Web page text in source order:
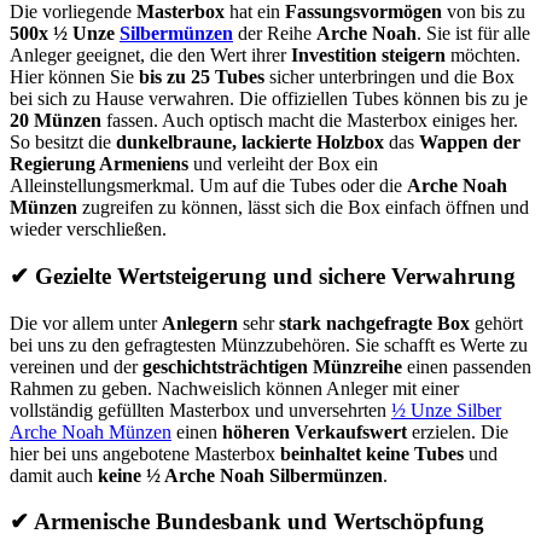
Die vorliegende Masterbox hat ein Fassungsvormögen von bis zu
500x ½ Unze Silbermünzen der Reihe Arche Noah. Sie ist für alle
Anleger geeignet, die den Wert ihrerInvestition steigern möchten.
Hier können Sie bis zu 25 Tubes sicher unterbringen und die Box
bei sich zu Hause verwahren. Die offiziellen Tubes können bis zu je
20 Münzen fassen. Auch optisch macht die Masterbox einiges her.
So besitzt die dunkelbraune, lackierte Holzbox das Wappen der
Regierung Armeniens und verleiht der Box ein
Alleinstellungsmerkmal. Um auf die Tubes oder die Arche Noah
Münzen zugreifen zu können, lässt sich die Box einfach öffnen und
wieder verschließen.
✔ Gezielte Wertsteigerung und sichere Verwahrung
Die vor allem unter Anlegern sehrstark nachgefragte Box gehört
bei uns zu den gefragtesten Münzzubehören. Sie schafft es Werte zu
vereinen und dergeschichtsträchtigen Münzreihe einen passenden
Rahmen zu geben. Nachweislich können Anleger mit einer
vollständig gefüllten Masterbox und unversehrten ½ Unze Silber
Arche Noah Münzen einen höheren Verkaufswert erzielen. Die
hier bei uns angebotene Masterbox beinhaltet keine Tubes und
damit auch keine ½ Arche Noah Silbermünzen.
✔ Armenische Bundesbank und Wertschöpfung